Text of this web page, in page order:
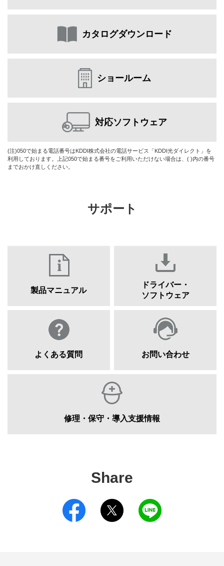
カタログダウンロード
ショールーム
対応ソフトウェア
(注)050で始まる電話番号はKDDI株式会社の電話サービス「KDDI光ダイレクト」を
利用しております。上記050で始まる番号をご利用いただけない場合は、( )内の番号
までおかけ直しください。
サポート
製品マニュアル
ドライバー・
ソフトウェア
よくある質問 お問い合わせ
修理・保守・導入支援情報
Share